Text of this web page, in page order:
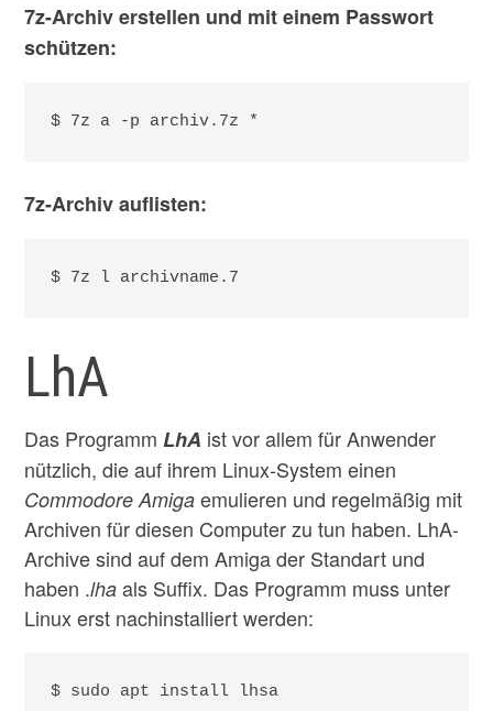
7z-Archiv erstellen und mit einem Passwort
schützen:
$ 7z a -p archiv.7z *
7z-Archiv auflisten:
$ 7z l archivname.7
LhA
Das Programm LhA ist vor allem für Anwender
nützlich, die auf ihrem Linux-System einen
Commodore Amiga emulieren und regelmäßig mit
Archiven für diesen Computer zu tun haben. LhA-
Archive sind auf dem Amiga der Standart und
haben .lha als Suffix. Das Programm muss unter
Linux erst nachinstalliert werden:
$ sudo apt install lhsa